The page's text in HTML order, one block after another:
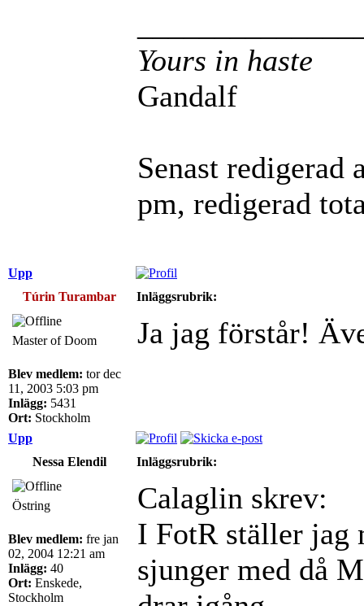
Yours in haste
Gandalf
Senast redigerad
pm, redigerad
Upp
Túrin Turambar
Inläggsrubrik:
Master of Doom
Blev medlem: tor dec
11, 2003 5:03 pm
Inlägg: 5431
Ort: Stockholm
Ja jag förstår!
Upp
Nessa Elendil
Inläggsrubrik:
Östring
Blev medlem: fre jan
02, 2004 12:21 am
Inlägg: 40
Ort: Enskede,
Stockholm
Calaglin skrev:
I FotR ställer jag
sjunger med då